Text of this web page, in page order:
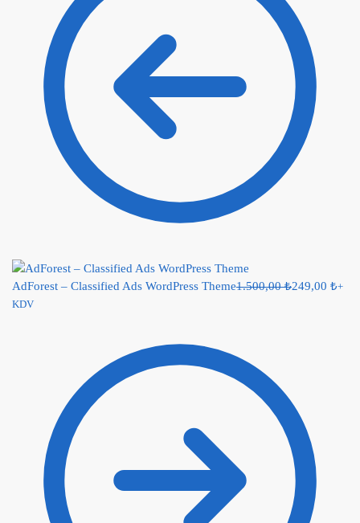
AdForest – Classified Ads WordPress Theme1.500,00₺249,00 ₺+
KDV